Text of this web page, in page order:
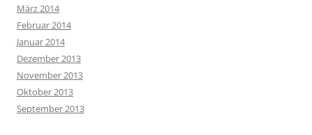
März 2014
Februar 2014
Januar 2014
Dezember 2013
November 2013
Oktober 2013
September 2013